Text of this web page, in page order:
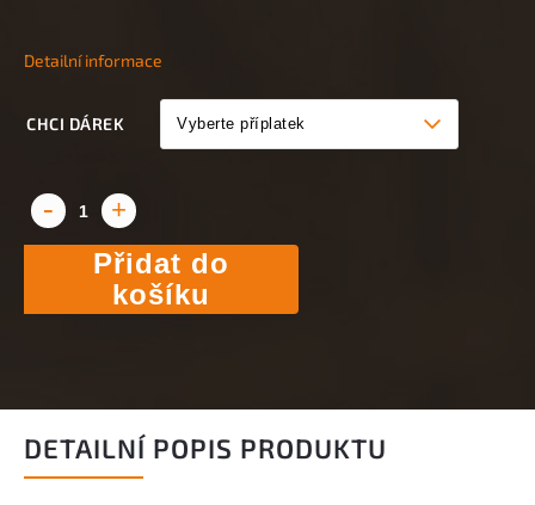
CHCI DÁREK
Přidat do
košíku
Detailní informace
DETAILNÍ POPIS PRODUKTU